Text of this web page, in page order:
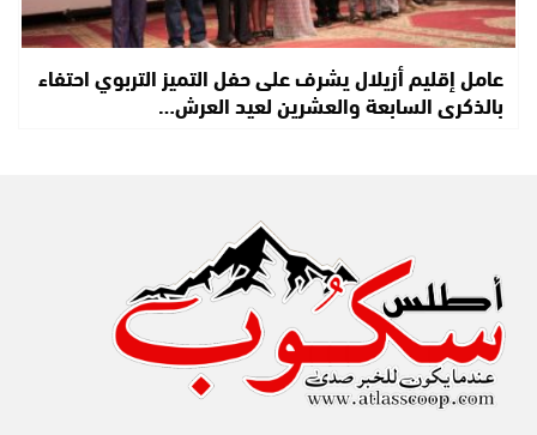
عامل إقليم أزيلال يشرف على حفل التميز التربوي احتفاء
بالذكرى السابعة والعشرين لعيد العرش…